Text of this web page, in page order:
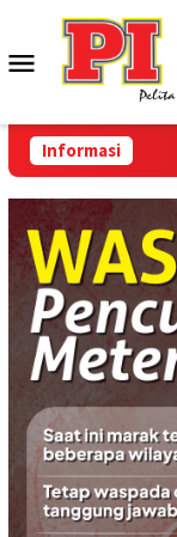
konten
Menu
Mobile
Informasi